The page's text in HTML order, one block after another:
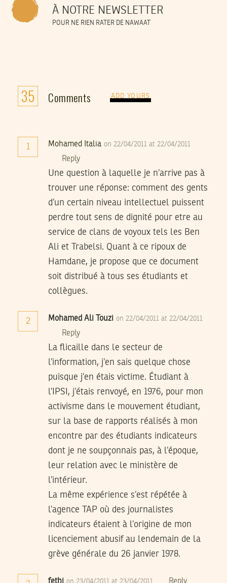
À NOTRE NEWSLETTER
POUR NE RIEN RATER DE NAWAAT
35 Comments ADD YOURS
1 Mohamed Italia on 22/04/2011 at 22/04/2011
Reply
Une question à laquelle je n’arrive pas à
trouver une réponse: comment des gents
d’un certain niveau intellectuel puissent
perdre tout sens de dignité pour etre au
service de clans de voyoux tels les Ben
Ali et Trabelsi. Quant à ce ripoux de
Hamdane, je propose que ce document
soit distribué à tous ses étudiants et
collègues.
2 Mohamed Ali Touzi on 22/04/2011 at 22/04/2011
Reply
La flicaille dans le secteur de
l’information, j’en sais quelque chose
puisque j’en étais victime. Étudiant à
l’IPSI, j’étais renvoyé, en 1976, pour mon
activisme dans le mouvement étudiant,
sur la base de rapports réalisés à mon
encontre par des étudiants indicateurs
dont je ne soupçonnais pas, à l’époque,
leur relation avec le ministère de
l’intérieur.
La même expérience s’est répétée à
l’agence TAP où des journalistes
indicateurs étaient à l’origine de mon
licenciement abusif au lendemain de la
grève générale du 26 janvier 1978.
on 23/04/2011 at 23/04/2011